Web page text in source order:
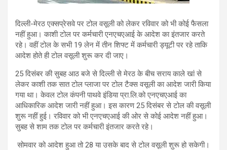
दिल्ली-मेरठ एक्सप्रेसवे पर टोल वसूली को लेकर रविवार को भी कोई फैसला
नहीं हुआ। काशी टोल पर कर्मचारी एनएचएआई के आदेश का इंतजार करते
रहे। वहीं टोल के सभी 19 लेन में तीन शिफ्ट में कर्मचारी ड्यूटी पर रहे ताकि
आदेश होते ही टोल वसूली शुरू कर दी जाए।
25 दिसंबर की सुबह आठ बजे से दिल्ली से मेरठ के बीच सराय काले खां से
लेकर काशी तक सात टोल प्लाजा पर टोल टैक्स वसूली का आदेश जारी किया
गया था। केवल टोल कंपनी पाथवे इंडिया प्रा.लि.को एनएचएआई का
आधिकारिक आदेश जारी नहीं हुआ। इस कारण 25 दिसंबर से टोल की वसूली
शुरू नहीं हुई। रविवार को भी एनएचएआई की ओर से कोई आदेश नहीं हुआ।
सुबह से शाम तक टोल पर कर्मचारी इंतजार करते रहे।
सोमवार को आदेश हुआ तो 28 या उसके बाद से टोल वसूली शुरू हो सकेगी।